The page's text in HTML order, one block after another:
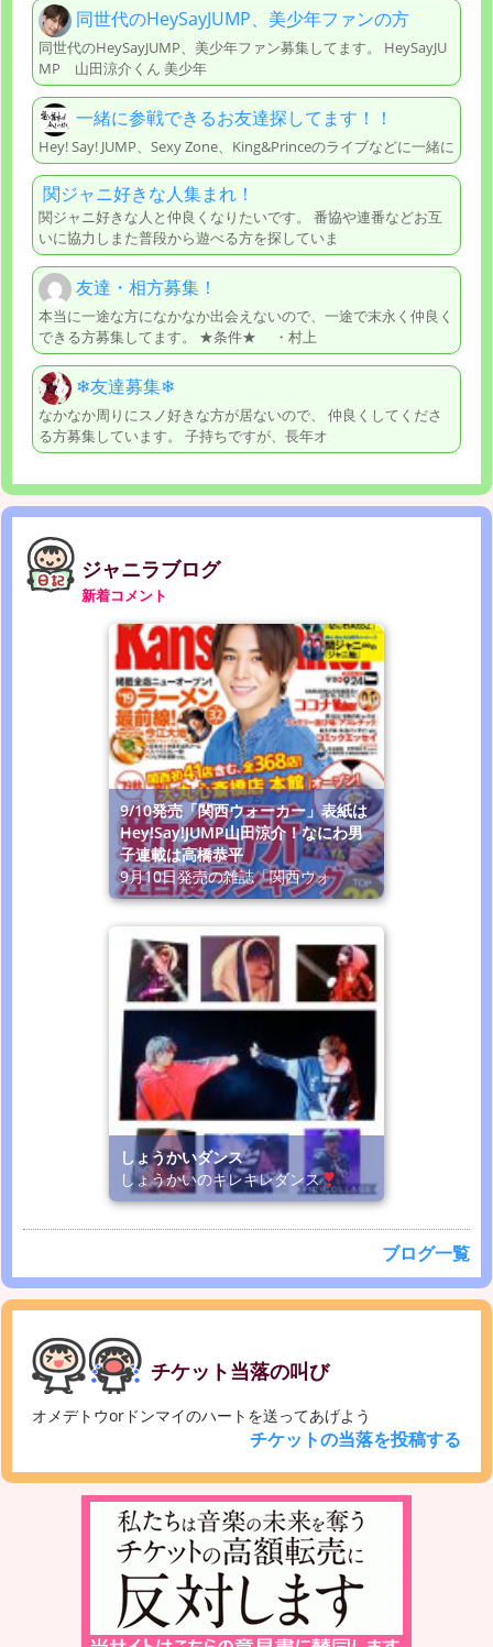
同世代のHeySayJUMP、美少年ファンの方
同世代のHeySayJUMP、美少年ファン募集してます。 HeySayJU
MP 山田涼介くん 美少年
一緒に参戦できるお友達探してます！！
Hey! Say! JUMP、Sexy Zone、King&Princeのライブなどに一緒に
関ジャニ好きな人集まれ！
関ジャニ好きな人と仲良くなりたいです。 番協や連番などお互
いに協力しまた普段から遊べる方を探していま
友達・相方募集！
本当に一途な方になかなか出会えないので、一途で末永く仲良く
できる方募集してます。 ★条件★ ・村上
❄︎友達募集❄︎
なかなか周りにスノ好きな方が居ないので、 仲良くしてくださ
る方募集しています。 子持ちですが、長年オ
ジャニラブログ
新着コメント
9/10発売「関西ウォーカー」表紙は
Hey!Say!JUMP山田涼介！なにわ男
子連載は高橋恭平
9月10日発売の雑誌「関西ウォ
しょうかいダンス
しょうかいのキレキレダンス
ブログ一覧
チケット当落の叫び
オメデトウorドンマイのハートを送ってあげよう
チケットの当落を投稿する